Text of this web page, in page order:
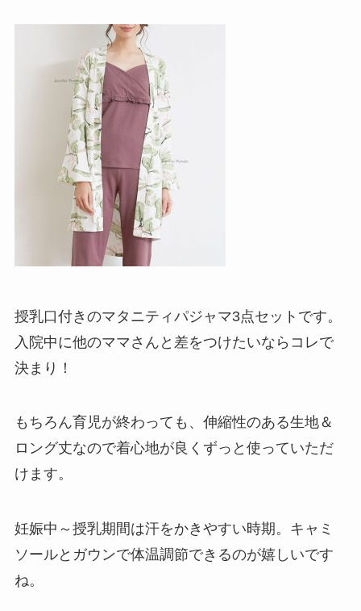
授乳口付きのマタニティパジャマ3点セットです。
入院中に他のママさんと差をつけたいならコレで
決まり！
もちろん育児が終わっても、伸縮性のある生地＆
ロング丈なので着心地が良くずっと使っていただ
けます。
妊娠中～授乳期間は汗をかきやすい時期。キャミ
ソールとガウンで体温調節できるのが嬉しいです
ね。